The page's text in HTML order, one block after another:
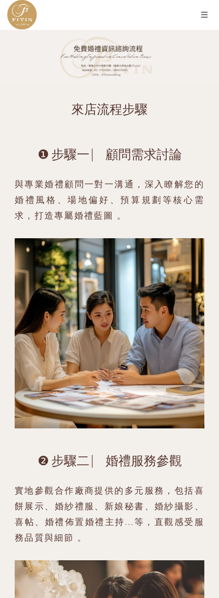
來店流程步驟
❶ 步驟一 ⎸ 顧問需求討論
與專業婚禮顧問一對一溝通，深入瞭解您的
婚禮風格、場地偏好、預算規劃等核心需
求，打造專屬婚禮藍圖 。
❷ 步驟二 ⎸ 婚禮服務參觀
實地參觀合作廠商提供的多元服務，包括喜
餅展示、婚紗禮服、新娘秘書、婚紗攝影、
喜帖、婚禮佈置婚禮主持...等，直觀感受服
務品質與細節 。